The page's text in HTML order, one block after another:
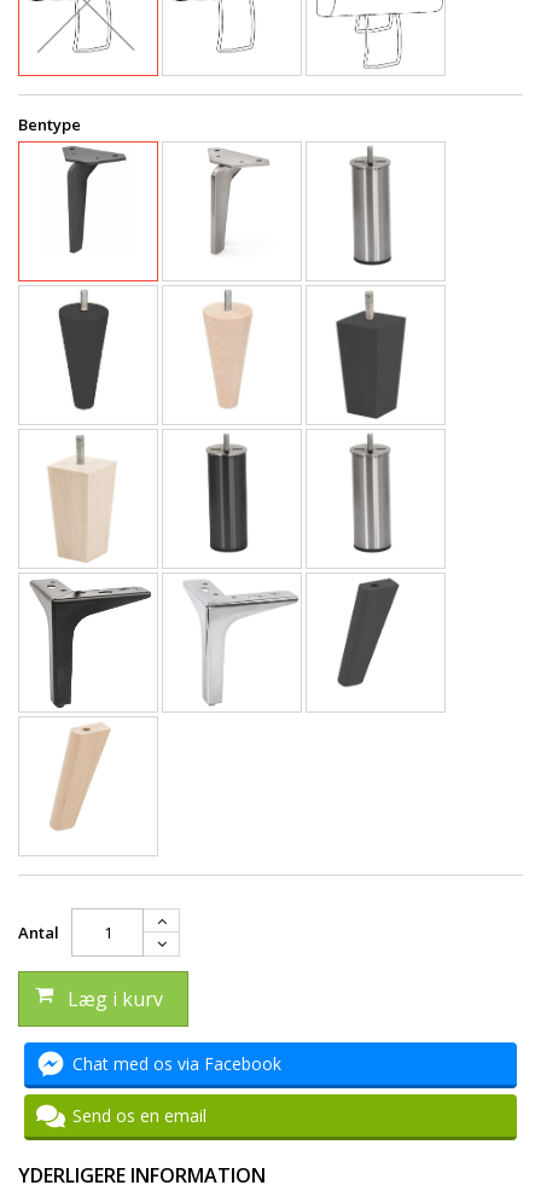
Bentype
Antal
Læg i kurv
Chat med os via Facebook
Send os en email
YDERLIGERE INFORMATION